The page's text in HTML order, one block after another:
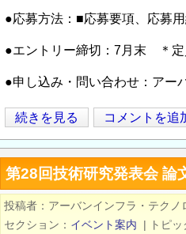
●応募方法：■応募要項、応募
●エントリー締切：7月末 ＊定
●申し込み・問い合わせ：ア
第
28
回
技
術
続きを見る コメントを追
第28回技術研究発表会 論
投稿者 アーバンインフラ・テクノ
セクション
イベント案内 | トピッ